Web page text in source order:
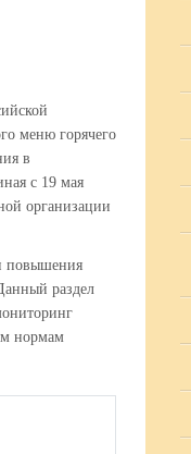
меню горячего
в
с 19 мая
организации
повышения
раздел
нормам